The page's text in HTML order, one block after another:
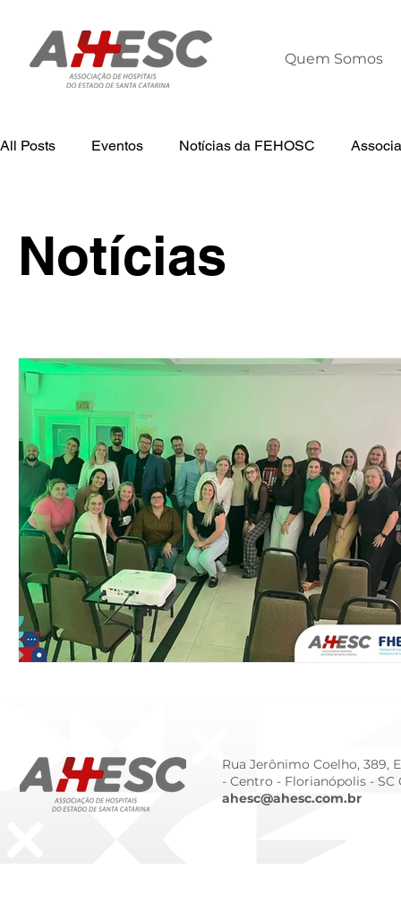
Quem Somos
All Posts Eventos Notícias da FEHOSC
Notícias
Rua Jerônimo Coelho, 389,
- Centro - Florianópolis - SC
ahesc@ahesc.com.br